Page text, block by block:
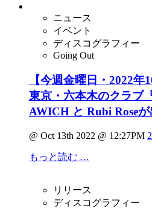
ニュース
イベント
ディスコグラフィー
Going Out
【今週金曜日・2022年
東京・六本木のクラブ
AWICH と Rubi Roseが
@ Oct 13th 2022 @ 12:27PM
もっと読む …
リリース
ディスコグラフィー